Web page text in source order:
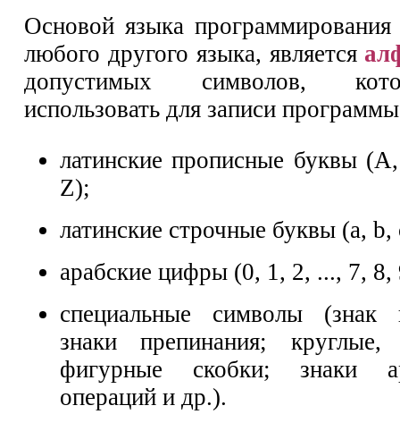
Основой языка
любого другого языка, является
допустимых символов,
использовать для записи
латинские прописные буквы
Z);
латинские строчные буквы (а,
арабские цифры (0, 1, 2, ..., 7, 8,
специальные символы (знак
знаки препинания;
фигурные скобки; знаки
операций и др.).